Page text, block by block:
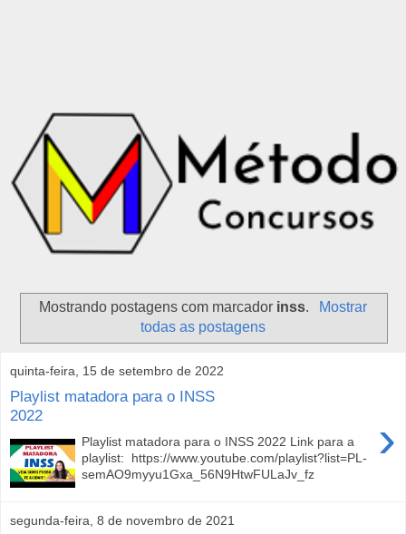
Mostrando postagens com marcador inss.
Mostrar
todas as postagens
quinta-feira, 15 de setembro de 2022
Playlist matadora para o INSS
2022
›
Playlist matadora para o INSS 2022 Link para a
playlist: https://www.youtube.com/playlist?list=PL-
semAO9myyu1Gxa_56N9HtwFULaJv_fz
segunda-feira, 8 de novembro de 2021